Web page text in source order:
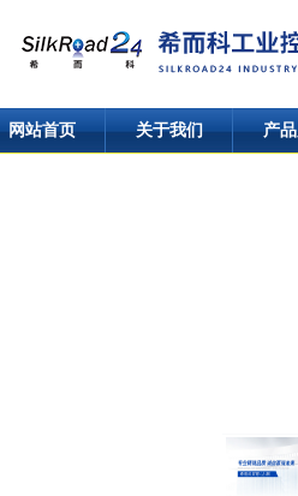
网站首页 关于我们 产